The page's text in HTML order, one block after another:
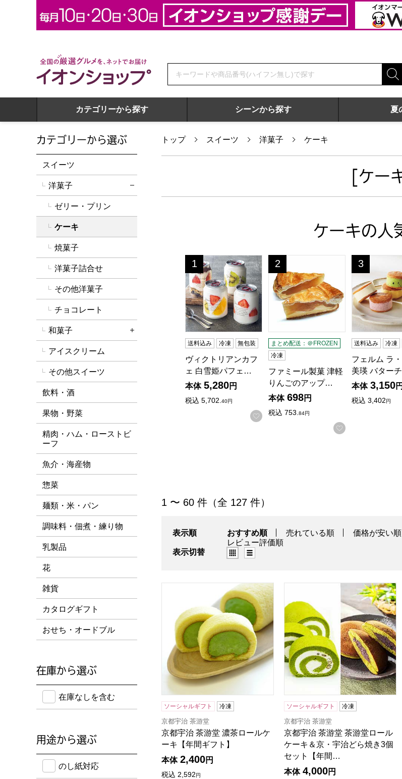
全国の厳選グルメを、ネットでお届け イオンショップ
カテゴリーから探す シーンから探す 夏
トップ スイーツ 洋菓子 ケーキ
[ケー
ケーキの人
ヴィクトリアンカフェ 白雪姫パフェケーキ缶4缶セット【
1
位
送料込み 冷凍 無包装
ヴィクトリアンカフ
ェ 白雪姫パフェ…
本体 5,280円
税込 5,702.40円
お気に入りに登録する
ファミール製菓 津軽りんごのアッ
2
位
まとめ配送：＠FROZEN
冷凍
ファミール製菓 津軽
りんごのアップ…
本体 698円
税込 753.84円
お気に入りに登
フェルム ラ
3
位
送料込み 冷凍
フェルム ラ
美瑛 バター
本体 3,150円
税込 3,402円
「ケーキ」の商品一覧
1 〜 60 件（全 127 件）
表示順 おすすめ順 売れている順 価格が安い順
レビュー評価順
表示切替
グリッド表示（タイル表示）
京都宇治 茶游堂 濃茶ロールケーキ【年間ギフト】
ソーシャルギフト 冷凍
京都宇治 茶游堂
京都宇治 茶游堂 濃茶ロールケ
ーキ【年間ギフト】
本体 2,400円
税込 2,592円
京都宇治 茶游堂 茶游堂ロール
ソーシャルギフト 冷凍
京都宇治 茶游堂
京都宇治 茶游堂 茶游堂ロール
ケーキ＆京・宇治どら焼き3個
セット【年間…
本体 4,000円
カテゴリーから選ぶ
スイーツ
洋菓子
ゼリー・プリン
ケーキ
焼菓子
洋菓子詰合せ
その他洋菓子
チョコレート
和菓子
詳細を開く
アイスクリーム
その他スイーツ
飲料・酒
果物・野菜
精肉・ハム・ローストビ
ーフ
魚介・海産物
惣菜
麺類・米・パン
調味料・佃煮・練り物
乳製品
花
雑貨
カタログギフト
おせち・オードブル
在庫から選ぶ
在庫のない商品を含めて検索することができます。
在庫なしを含む
用途から選ぶ
のし紙・メッセージカード・手提げ袋に対応している商品から絞りこむことができます。
のし紙対応